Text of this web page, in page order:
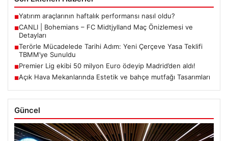
■Yatırım araçlarının haftalık performansı nasıl oldu?
■CANLI | Bohemians – FC Midtjylland Maç Önizlemesi ve
Detayları
■Terörle Mücadelede Tarihi Adım: Yeni Çerçeve Yasa Teklifi
TBMM’ye Sunuldu
■Premier Lig ekibi 50 milyon Euro ödeyip Madrid’den aldı!
■Açık Hava Mekanlarında Estetik ve bahçe mutfağı Tasarımları
Güncel